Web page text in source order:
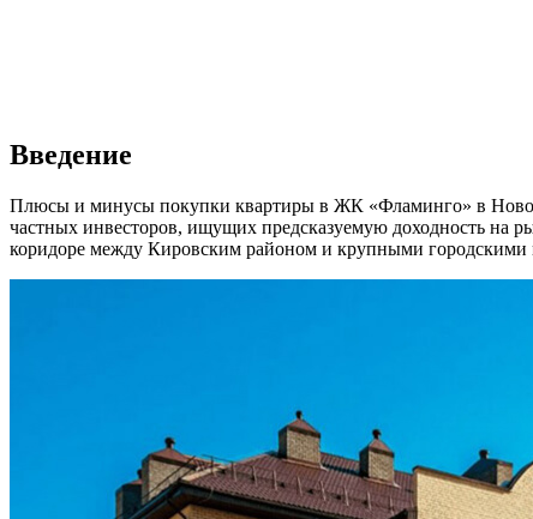
Введение
Плюсы и минусы покупки квартиры в ЖК «Фламинго» в
частных инвесторов, ищущих предсказуемую доходность на
коридоре между Кировским районом и крупными городскими